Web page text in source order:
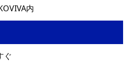
内
ぐ